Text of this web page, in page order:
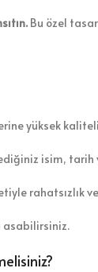
Bu özel
yüksek
isim, tarih
rahatsızlık
asabilirsiniz.